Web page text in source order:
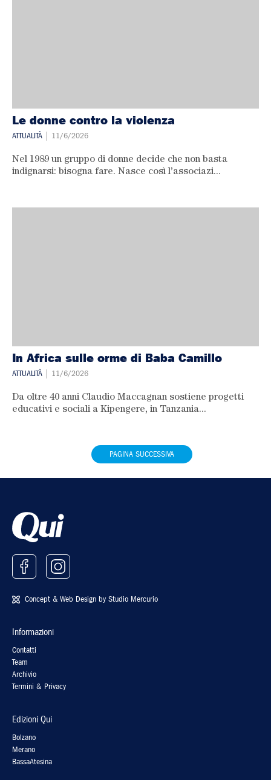
Le donne contro la violenza
ATTUALITÀ | 11/6/2026
Nel 1989 un gruppo di donne decide che non basta
indignarsi: bisogna fare. Nasce così l’associazi...
In Africa sulle orme di Baba Camillo
ATTUALITÀ | 11/6/2026
Da oltre 40 anni Claudio Maccagnan sostiene progetti
educativi e sociali a Kipengere, in Tanzania...
PAGINA SUCCESSIVA
Concept & Web Design by Studio Mercurio
Informazioni
Contatti
Team
Archivio
Termini & Privacy
Edizioni Qui
Bolzano
Merano
BassaAtesina